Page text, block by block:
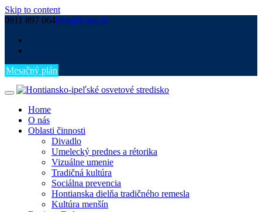
Skip to content
0911 897 064hios@h-ios.sk
Mesačný plán
Home
O nás
Oblasti činnosti
Divadlo
Umelecký prednes a rétorika
Vizuálne umenie
Tradičná kultúra
Sociálna prevencia
Hontianska dielňa tradičného remesla
Kultúra menšín